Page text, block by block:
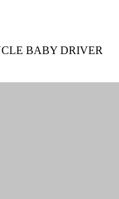
BABY DRIVER